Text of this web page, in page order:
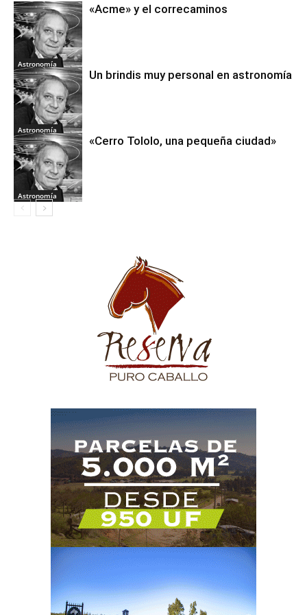
Astronomía
«Acme» y el correcaminos
Astronomía
Un brindis muy personal en astronomía
Astronomía
«Cerro Tololo, una pequeña ciudad»